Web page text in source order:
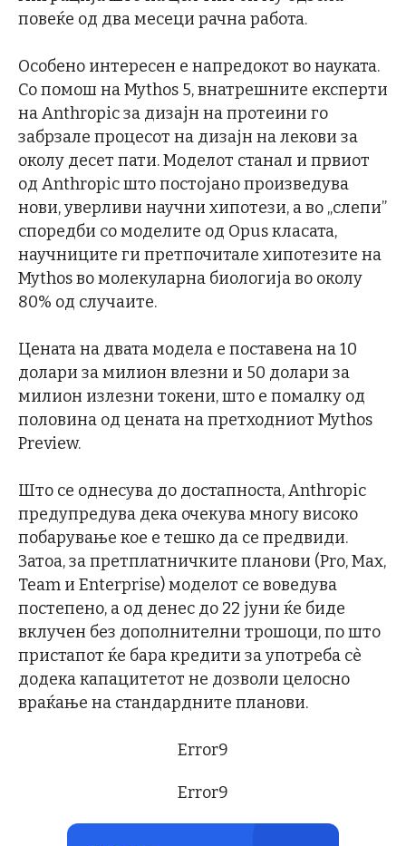
повеќе од два месеци рачна работа.
Особено интересен е напредокот во науката.
Со помош на Mythos 5, внатрешните експерти
на Anthropic за дизајн на протеини го
забрзале процесот на дизајн на лекови за
околу десет пати. Моделот станал и првиот
од Anthropic што постојано произведува
нови, уверливи научни хипотези, а во „слепи”
споредби со моделите од Opus класата,
научниците ги претпочитале хипотезите на
Mythos во молекуларна биологија во околу
80% од случаите.
Цената на двата модела е поставена на 10
долари за милион влезни и 50 долари за
милион излезни токени, што е помалку од
половина од цената на претходниот Mythos
Preview.
Што се однесува до достапноста, Anthropic
предупредува дека очекува многу високо
побарување кое е тешко да се предвиди.
Затоа, за претплатничките планови (Pro, Max,
Team и Enterprise) моделот се воведува
постепено, а од денес до 22 јуни ќе биде
вклучен без дополнителни трошоци, по што
пристапот ќе бара кредити за употреба сè
додека капацитетот не дозволи целосно
враќање на стандардните планови.
Error9
Error9